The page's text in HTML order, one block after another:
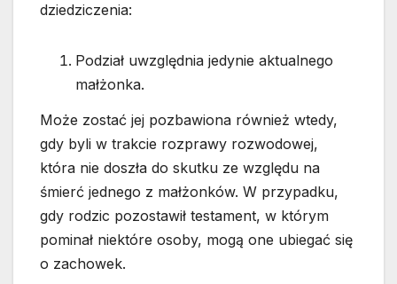
dziedziczenia:
Podział uwzględnia jedynie aktualnego
małżonka.
Może zostać jej pozbawiona również wtedy,
gdy byli w trakcie rozprawy rozwodowej,
która nie doszła do skutku ze względu na
śmierć jednego z małżonków. W przypadku,
gdy rodzic pozostawił testament, w którym
pominał niektóre osoby, mogą one ubiegać się
o zachowek.